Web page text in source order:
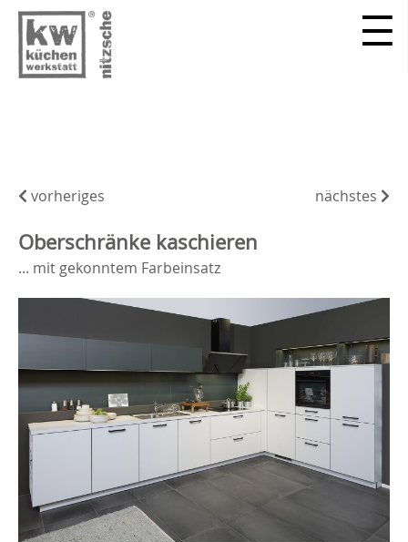
vorheriges nächstes
Oberschränke kaschieren
... mit gekonntem Farbeinsatz